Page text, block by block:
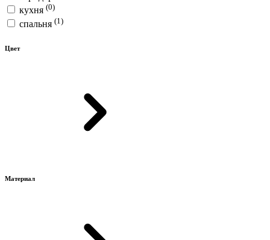
кухня (0)
спальня (1)
Цвет
Материал